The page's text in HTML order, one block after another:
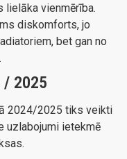
vienmērība.
diskomforts, jo
bet gan no
/ 2025
2024/2025 tiks veikti
uzlabojumi ietekmē